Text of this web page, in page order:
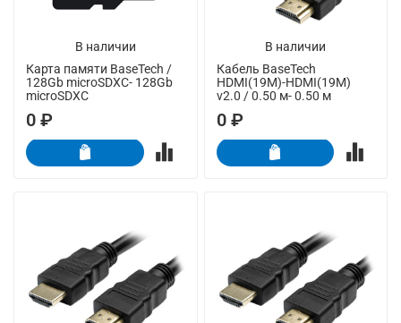
В наличии
Карта памяти BaseTech /
128Gb microSDXC- 128Gb
microSDXC
0 ₽
В наличии
Кабель BaseTech
HDMI(19M)-HDMI(19M)
v2.0 / 0.50 м- 0.50 м
0 ₽